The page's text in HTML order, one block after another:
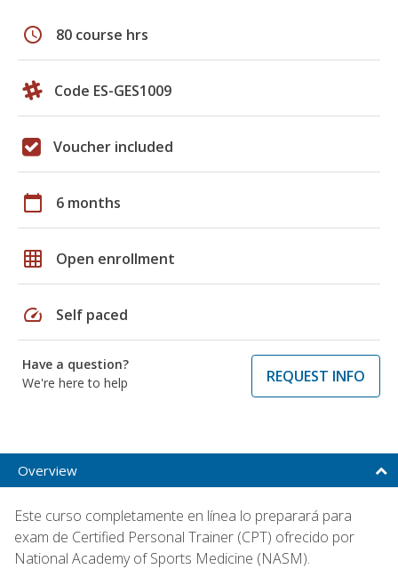
schedule 80 course hrs
Code ES-GES1009
Voucher included
calendar_today 6 months
grid_on Open enrollment
speed Self paced
Have a question?
We're here to help
REQUEST INFO
Overview
Este curso completamente en línea lo preparará para
exam de Certified Personal Trainer (CPT) ofrecido por
National Academy of Sports Medicine (NASM).